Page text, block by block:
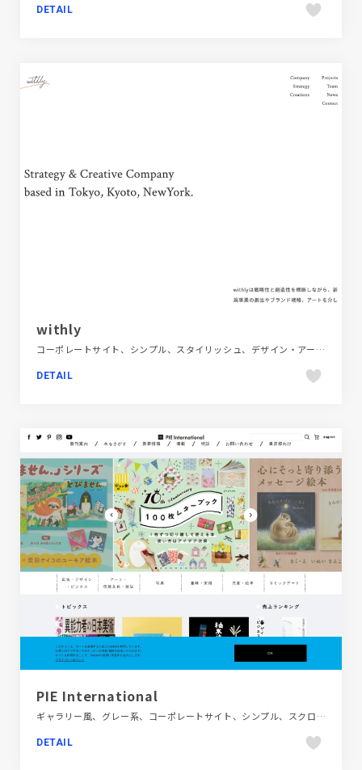
DETAIL
withly
コーポレートサイト、シンプル、スタイリッシュ、デザイン・アート・音楽・文芸、ホワイト系
DETAIL
PIE International
ギャラリー風、グレー系、コーポレートサイト、シンプル、スクロールエフェクト、スタイリッシュ、デザイン・アート・音楽・文芸、ホワイト系
DETAIL